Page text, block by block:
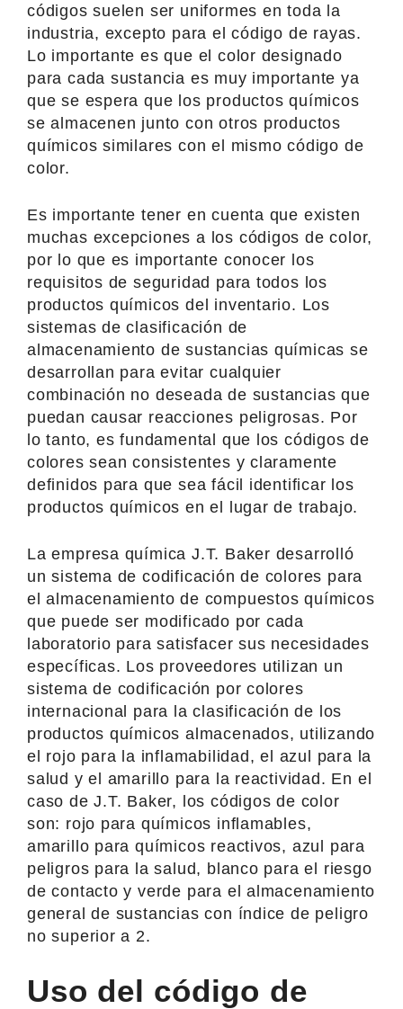
códigos suelen ser uniformes en toda la
industria, excepto para el código de rayas.
Lo importante es que el color designado
para cada sustancia es muy importante ya
que se espera que los productos químicos
se almacenen junto con otros productos
químicos similares con el mismo código de
color.
Es importante tener en cuenta que existen
muchas excepciones a los códigos de color,
por lo que es importante conocer los
requisitos de seguridad para todos los
productos químicos del inventario. Los
sistemas de clasificación de
almacenamiento de sustancias químicas se
desarrollan para evitar cualquier
combinación no deseada de sustancias que
puedan causar reacciones peligrosas. Por
lo tanto, es fundamental que los códigos de
colores sean consistentes y claramente
definidos para que sea fácil identificar los
productos químicos en el lugar de trabajo.
La empresa química J.T. Baker desarrolló
un sistema de codificación de colores para
el almacenamiento de compuestos químicos
que puede ser modificado por cada
laboratorio para satisfacer sus necesidades
específicas. Los proveedores utilizan un
sistema de codificación por colores
internacional para la clasificación de los
productos químicos almacenados, utilizando
el rojo para la inflamabilidad, el azul para la
salud y el amarillo para la reactividad. En el
caso de J.T. Baker, los códigos de color
son: rojo para químicos inflamables,
amarillo para químicos reactivos, azul para
peligros para la salud, blanco para el riesgo
de contacto y verde para el almacenamiento
general de sustancias con índice de peligro
no superior a 2.
Uso del código de